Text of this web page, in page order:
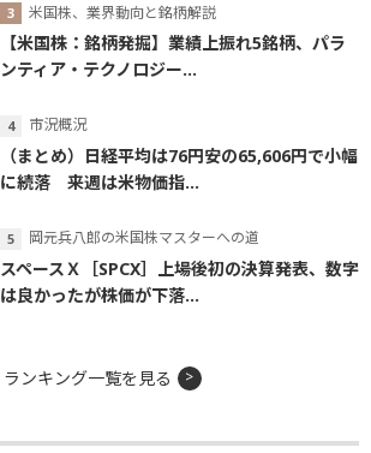
米国株、業界動向と銘柄解説
【米国株：銘柄発掘】業績上振れ5銘柄、パラ
ンティア・テクノロジー...
市況概況
（まとめ）日経平均は76円安の65,606円で小幅
に続落 来週は米物価指...
岡元兵八郎の米国株マスターへの道
スペースＸ［SPCX］上場後初の決算発表、数字
は良かったが株価が下落...
ランキング一覧を見る